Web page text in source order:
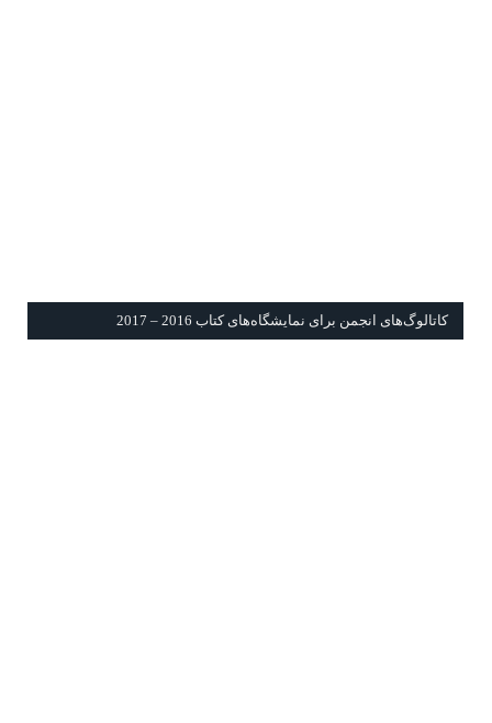
كاتالوگ‌های انجمن برای نمايشگاه‌های كتاب 2016 – 2017